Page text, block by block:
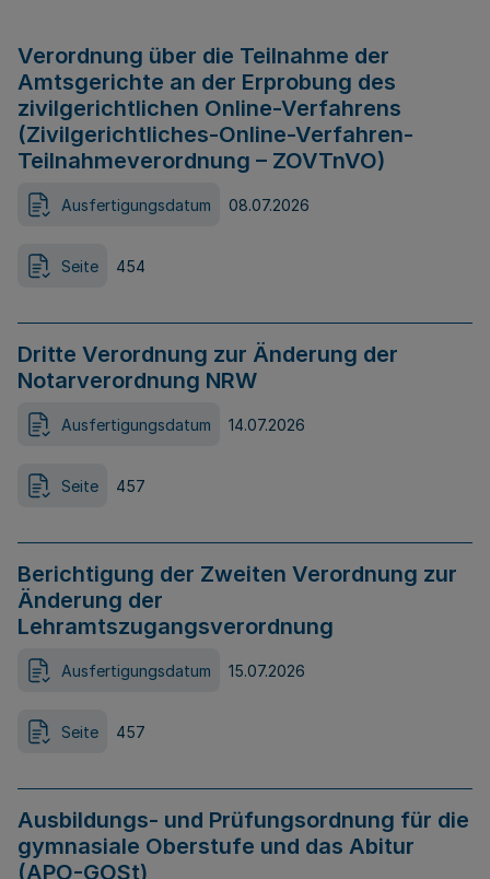
Verordnung über die Teilnahme der
Amtsgerichte an der Erprobung des
zivilgerichtlichen Online-Verfahrens
(Zivilgerichtliches-Online-Verfahren-
Teilnahmeverordnung – ZOVTnVO)
Ausfertigungsdatum 08.07.2026
Seite 454
Dritte Verordnung zur Änderung der
Notarverordnung NRW
Ausfertigungsdatum 14.07.2026
Seite 457
Berichtigung der Zweiten Verordnung zur
Änderung der
Lehramtszugangsverordnung
Ausfertigungsdatum 15.07.2026
Seite 457
Ausbildungs- und Prüfungsordnung für die
gymnasiale Oberstufe und das Abitur
(APO-GOSt)